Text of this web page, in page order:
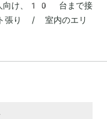
、10 台まで接
張り / 室内のエリ